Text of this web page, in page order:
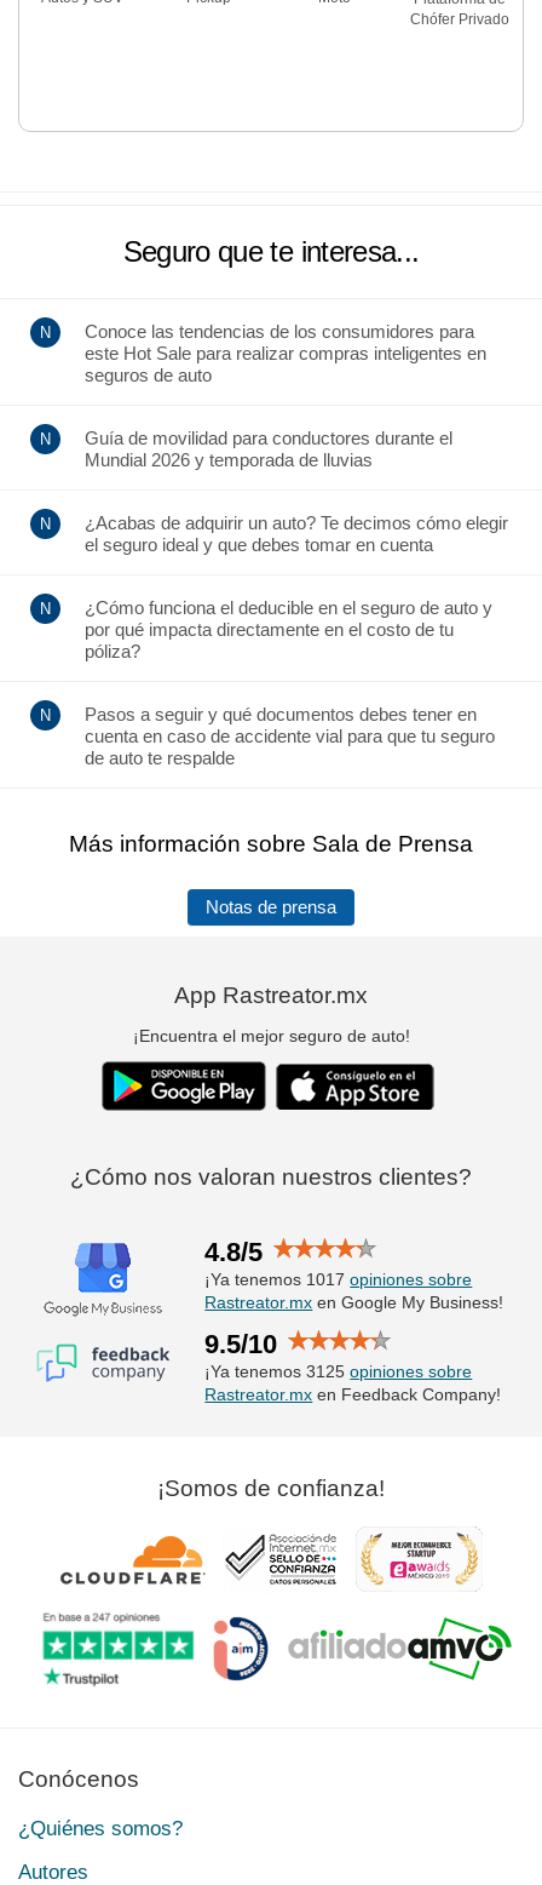
Chófer Privado
Seguro que te interesa...
Conoce las tendencias de los consumidores para
este Hot Sale para realizar compras inteligentes en
seguros de auto
Guía de movilidad para conductores durante el
Mundial 2026 y temporada de lluvias
¿Acabas de adquirir un auto? Te decimos cómo elegir
el seguro ideal y que debes tomar en cuenta
¿Cómo funciona el deducible en el seguro de auto y
por qué impacta directamente en el costo de tu
póliza?
Pasos a seguir y qué documentos debes tener en
cuenta en caso de accidente vial para que tu seguro
de auto te respalde
Más información sobre Sala de Prensa
Notas de prensa
App Rastreator.mx
¡Encuentra el mejor seguro de auto!
¿Cómo nos valoran nuestros clientes?
4.8/5
¡Ya tenemos 1017opiniones sobre
Rastreator.mx en Google My Business!
9.5/10
¡Ya tenemos 3125opiniones sobre
Rastreator.mx en Feedback Company!
¡Somos de confianza!
Conócenos
¿Quiénes somos?
Autores